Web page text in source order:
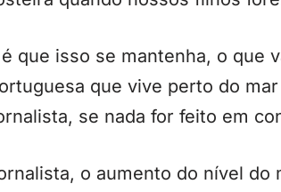
que isso se mantenha, o que
que vive perto do
se nada for feito em
o aumento do nível